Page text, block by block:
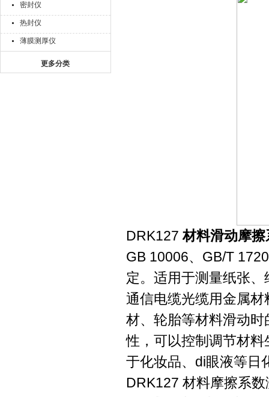
密封仪
热封仪
薄膜测厚仪
更多分类
DRK127材料滑动摩
GB 10006、GB/T
定。适用于测量纸张
通信电缆光缆用金属
材、轮胎等材料滑动
性，可以控制调节材
于化妆品、di眼液等日
DRK127 材料摩擦系